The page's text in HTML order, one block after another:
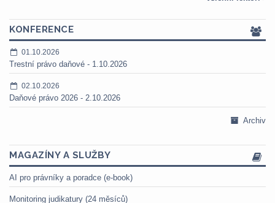
KONFERENCE
01.10.2026
Trestní právo daňové - 1.10.2026
02.10.2026
Daňové právo 2026 - 2.10.2026
Archiv
MAGAZÍNY A SLUŽBY
AI pro právníky a poradce (e-book)
Monitoring judikatury (24 měsíců)